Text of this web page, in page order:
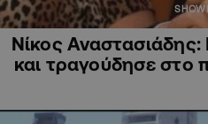
Νίκος
και τραγούδησε στο